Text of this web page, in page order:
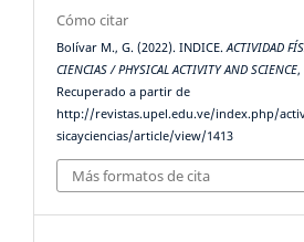
Cómo citar
Bolívar M., G. (2022). INDICE.ACTIVIDAD
CIENCIAS / PHYSICAL ACTIVITY AND SCIENCE,
Recuperado a partir de
http://revistas.upel.edu.ve/index.php/
sicayciencias/article/view/1413
Más formatos de cita